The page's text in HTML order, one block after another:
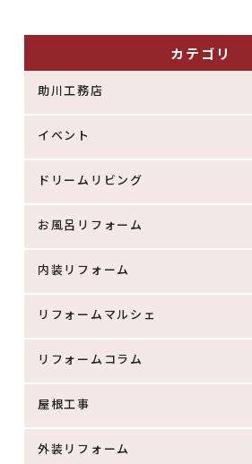
カテゴリ
助川工務店
イベント
ドリームリビング
お風呂リフォーム
内装リフォーム
リフォームマルシェ
リフォームコラム
屋根工事
外装リフォーム